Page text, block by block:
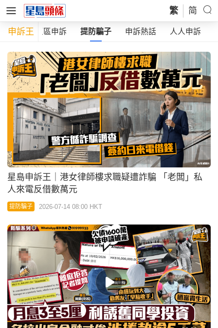
繁 简
申訴王
直擊 區區申訴 提防騙子 申訴熱話 人人申訴
星島申訴王｜港女律師樓求職疑遭詐騙 「老闆」私
人來電反借數萬元
提防騙子 2026-07-14 08:00 HKT